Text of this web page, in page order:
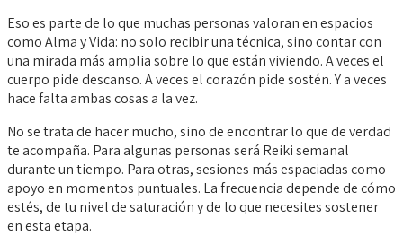
Eso es parte de lo que muchas personas valoran en espacios
como Alma y Vida: no solo recibir una técnica, sino contar con
una mirada más amplia sobre lo que están viviendo. A veces el
cuerpo pide descanso. A veces el corazón pide sostén. Y a veces
hace falta ambas cosas a la vez.
No se trata de hacer mucho, sino de encontrar lo que de verdad
te acompaña. Para algunas personas será Reiki semanal
durante un tiempo. Para otras, sesiones más espaciadas como
apoyo en momentos puntuales. La frecuencia depende de cómo
estés, de tu nivel de saturación y de lo que necesites sostener
en esta etapa.